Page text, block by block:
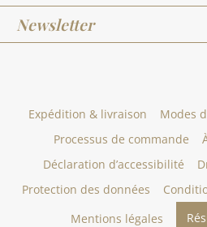
Newsletter
Expédition & livraison Modes
Processus de commande
Déclaration d’accessibilité
Protection des données
Mentions légales